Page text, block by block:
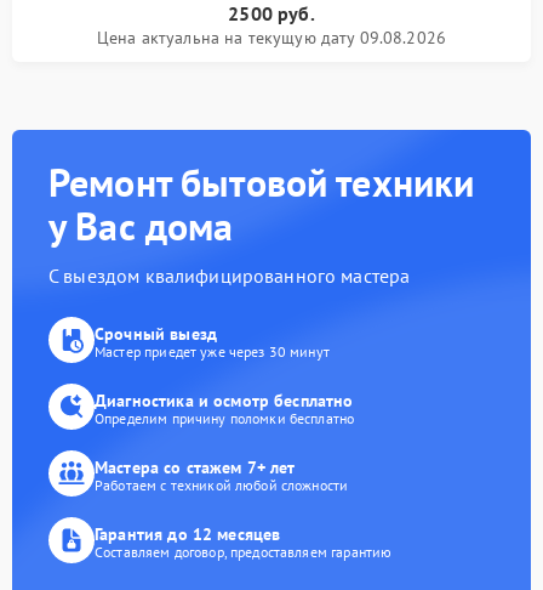
2500 руб.
Цена актуальна на текущую дату 09.08.2026
Ремонт бытовой техники
у Вас дома
С выездом квалифицированного мастера
Срочный выезд
Мастер приедет уже через 30 минут
Диагностика и осмотр бесплатно
Определим причину поломки бесплатно
Мастера со стажем 7+ лет
Работаем с техникой любой сложности
Гарантия до 12 месяцев
Составляем договор, предоставляем гарантию